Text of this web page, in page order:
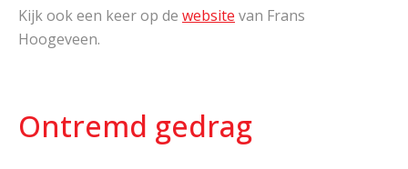
Kijk ook een keer op de website van Frans
Hoogeveen.
Ontremd gedrag